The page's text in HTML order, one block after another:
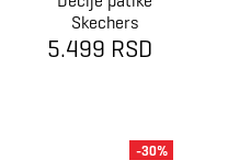
Skechers
Unicorn Dreams
5.499 RSD
-30%